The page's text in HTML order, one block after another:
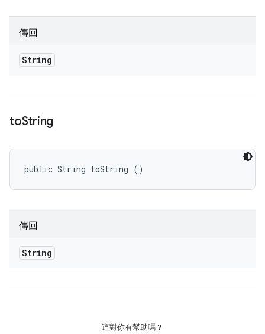
傳回
String
toString
public String toString ()
傳回
String
這對你有幫助嗎？